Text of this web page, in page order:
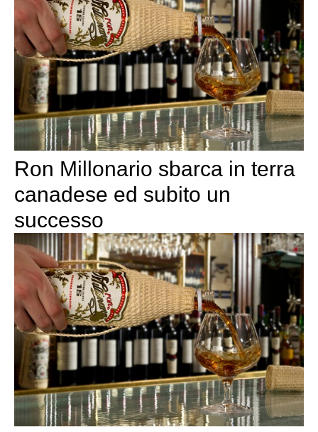
Ron Millonario sbarca in terra
canadese ed subito un
successo